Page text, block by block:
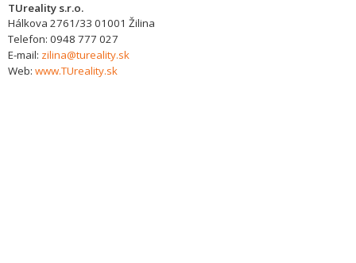
TUreality s.r.o.
Hálkova 2761/33 01001 Žilina
Telefon: 0948 777 027
E-mail: zilina@tureality.sk
Web: www.TUreality.sk